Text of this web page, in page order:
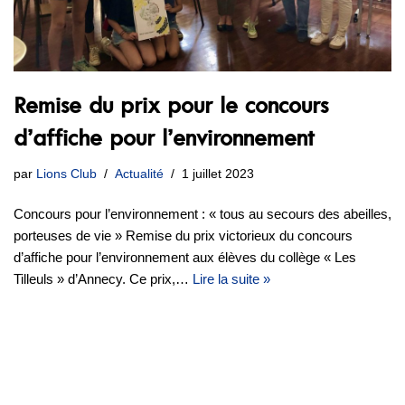
Remise du prix pour le concours
d’affiche pour l’environnement
par Lions Club Actualité 1 juillet 2023
Concours pour l’environnement : « tous au secours des abeilles,
porteuses de vie » Remise du prix victorieux du concours
d’affiche pour l’environnement aux élèves du collège « Les
Tilleuls » d’Annecy. Ce prix,… Lire la suite »